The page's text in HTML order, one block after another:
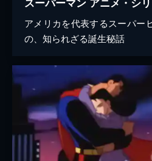
アメリカを代表するスーパー
の、知られざる誕生秘話